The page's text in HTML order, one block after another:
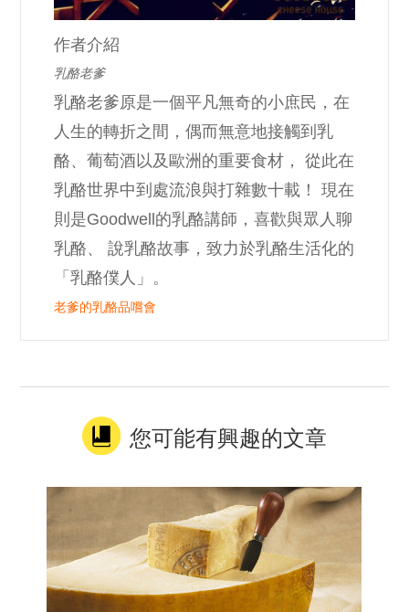
作者介紹
乳酪老爹
乳酪老爹原是一個平凡無奇的小庶民，在
人生的轉折之間，偶而無意地接觸到乳
酪、葡萄酒以及歐洲的重要食材， 從此在
乳酪世界中到處流浪與打雜數十載！ 現在
則是Goodwell的乳酪講師，喜歡與眾人聊
乳酪、 說乳酪故事，致力於乳酪生活化的
「乳酪僕人」。
老爹的乳酪品嚐會
您可能有興趣的文章